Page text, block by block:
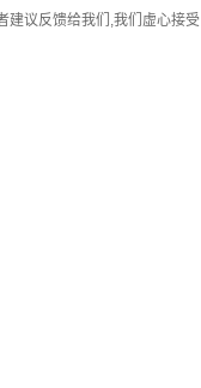
建议反馈给我们,我们虚心接受